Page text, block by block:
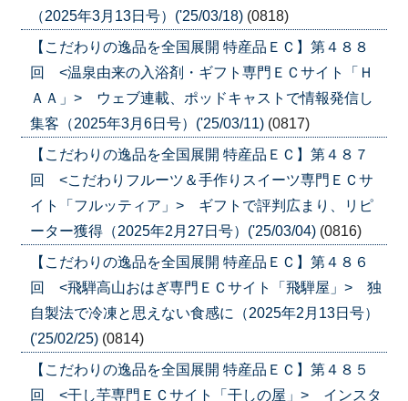
（2025年3月13日号）('25/03/18) (0818)
【こだわりの逸品を全国展開 特産品ＥＣ】第４８８
回 <温泉由来の入浴剤・ギフト専門ＥＣサイト「Ｈ
ＡＡ」> ウェブ連載、ポッドキャストで情報発信し
集客（2025年3月6日号）('25/03/11) (0817)
【こだわりの逸品を全国展開 特産品ＥＣ】第４８７
回 <こだわりフルーツ＆手作りスイーツ専門ＥＣサ
イト「フルッティア」> ギフトで評判広まり、リピ
ーター獲得（2025年2月27日号）('25/03/04) (0816)
【こだわりの逸品を全国展開 特産品ＥＣ】第４８６
回 <飛騨高山おはぎ専門ＥＣサイト「飛騨屋」> 独
自製法で冷凍と思えない食感に（2025年2月13日号）
('25/02/25) (0814)
【こだわりの逸品を全国展開 特産品ＥＣ】第４８５
回 <干し芋専門ＥＣサイト「干しの屋」> インスタ